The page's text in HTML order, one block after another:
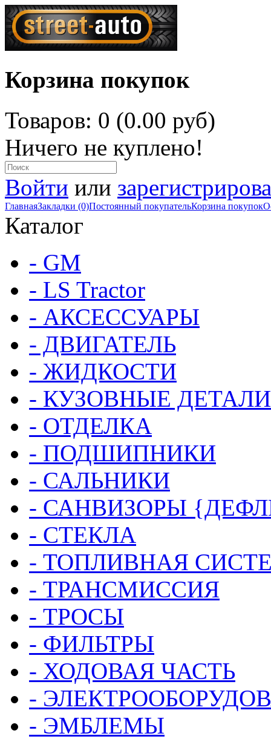
Корзина покупок
Товаров: 0 (0.00 руб)
Ничего не куплено!
Войти или
ГлавнаяЗакладки (0)Постоянный покупательКорзина покупок
Каталог
- GM
- LS Tractor
- АКСЕССУАРЫ
- ДВИГАТЕЛЬ
- ЖИДКОСТИ
- КУЗОВНЫЕ ДЕТАЛИ
- ОТДЕЛКА
- ПОДШИПНИКИ
- САЛЬНИКИ
- САНВИЗОРЫ
- СТЕКЛА
- ТОПЛИВНАЯ
- ТРАНСМИССИЯ
- ТРОСЫ
- ФИЛЬТРЫ
- ХОДОВАЯ ЧАСТЬ
-
- ЭМБЛЕМЫ